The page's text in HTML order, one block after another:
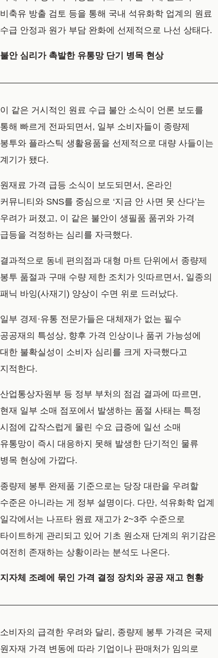
비축유 방출 검토 등을 통해 국내 석유화학 업계의 원료
수급 안정과 원가 부담 완화에 선제적으로 나선 상태다.
불안 심리가 촉발한 유통망 단기 병목 현상
이 같은 거시적인 원료 수급 불안 소식이 언론 보도를
통해 빠르게 전파되면서, 일부 소비자들이 종량제
봉투와 플라스틱 생활용품을 선제적으로 대량 사들이는
계기가 됐다.
원재료 가격 급등 소식이 보도되면서, 온라인
커뮤니티와 SNS를 중심으로 ‘지금 안 사면 못 산다’는
우려가 퍼졌고, 이 같은 불안이 생필품 품귀와 가격
급등을 걱정하는 심리를 자극했다.
결과적으로 동네 편의점과 대형 마트 단위에서 종량제
봉투 품절과 구매 수량 제한 조치가 잇따르면서, 일종의
패닉 바잉(사재기) 양상이 수면 위로 드러났다.
일부 경제·유통 전문가들은 대체재가 없는 필수
공공재의 특성상, 향후 가격 인상이나 품귀 가능성에
대한 불확실성이 소비자 심리를 크게 자극했다고
지적한다.
산업통상자원부 등 정부 부처의 점검 결과에 따르면,
현재 일부 소매 점포에서 발생하는 품절 사태는 특정
시점에 갑작스럽게 몰린 수요 급증에 일선 소매
유통망이 즉시 대응하지 못해 발생한 단기적인 물류
병목 현상에 가깝다.
종량제 봉투 완제품 기준으로는 당장 대란을 우려할
수준은 아니라는 게 정부 설명이다. 다만, 석유화학 업계
일각에서는 나프타 원료 재고가 2~3주 수준으로
타이트하게 관리되고 있어 기초 원소재 단계의 위기감은
여전히 존재하는 상황이라는 분석도 나온다.
지자체 조례에 묶인 가격 결정 장치와 공공 재고 현황
소비자의 급격한 우려와 달리, 종량제 봉투 가격은 국제
원자재 가격 변동에 따라 기업이나 판매처가 임의로